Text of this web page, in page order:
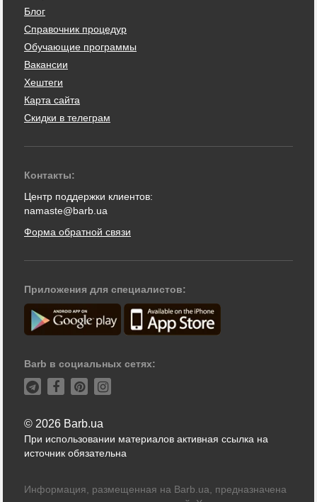
Блог
Справочник процедур
Обучающие программы
Вакансии
Хештеги
Карта сайта
Скидки в телеграм
Контакты:
Центр поддержки клиентов:
namaste@barb.ua
Форма обратной связи
Приложения для специалистов:
Barb в социальных сетях:
© 2026 Barb.ua
При использовании материалов активная ссылка на
источник обязательна
Информация, размещенная на Barb.ua, предназначена